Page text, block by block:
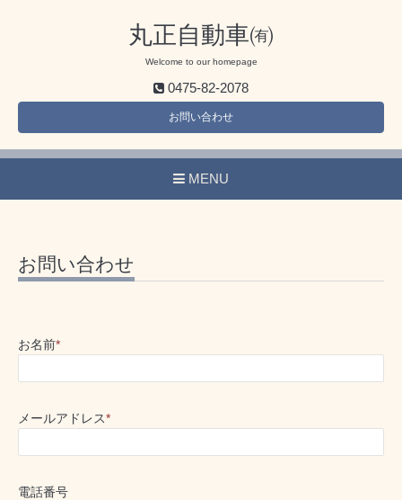
丸正自動車㈲
Welcome to our homepage
0475-82-2078
お問い合わせ
MENU
お問い合わせ
お名前*
メールアドレス*
電話番号